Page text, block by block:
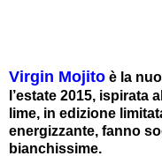
Virgin Mojito è la
l’estate 2015, ispirata
lime, in edizione
energizzante, fanno
bianchissime.